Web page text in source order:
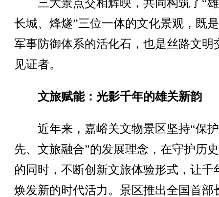
三大景点交相辉映，共同构筑了“
长城、烽燧”三位一体的文化景观，既
军事防御体系的活化石，也是丝路文明
见证者。
文旅赋能：光影千年的雄关新韵
近年来，嘉峪关文物景区坚持“保
先、文旅融合”的发展理念，在守护历
的同时，不断创新文旅体验形式，让千
焕发新的时代活力。景区推出全国首部